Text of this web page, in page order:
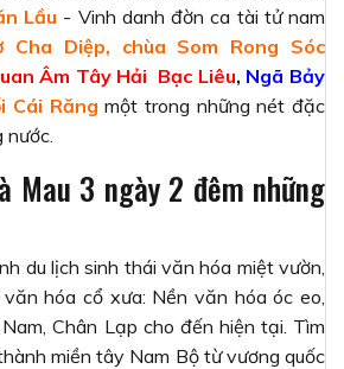
Lầu - Vinh danh đờn ca tài tử nam
Cha Diệp, chùa Som Rong Sóc
Âm Tây Hải Bạc Liêu, Ngã Bảy
Cái Răng một trong những nét đặc
Mau 3 ngày 2 đêm những
du lịch sinh thái văn hóa miệt vườn,
hóa cổ xưa: Nền văn hóa óc eo,
Chân Lạp cho đến hiện tại. Tìm
miền tây Nam Bộ từ vương quốc